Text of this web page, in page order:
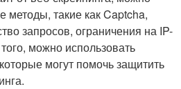
методы, такие как Captcha,
запросов, ограничения на IP-
можно использовать
могут помочь защитить